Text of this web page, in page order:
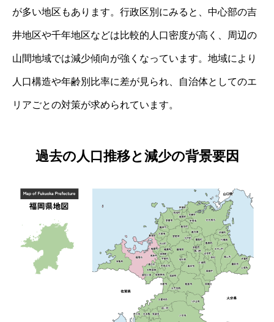
が多い地区もあります。行政区別にみると、中心部の吉
井地区や千年地区などは比較的人口密度が高く、周辺の
山間地域では減少傾向が強くなっています。地域により
人口構造や年齢別比率に差が見られ、自治体としてのエ
リアごとの対策が求められています。
過去の人口推移と減少の背景要因